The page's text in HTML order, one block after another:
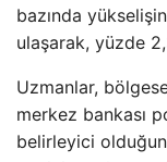
bazında
ulaşarak, yüzde
Uzmanlar,
merkez bankası
belirleyici